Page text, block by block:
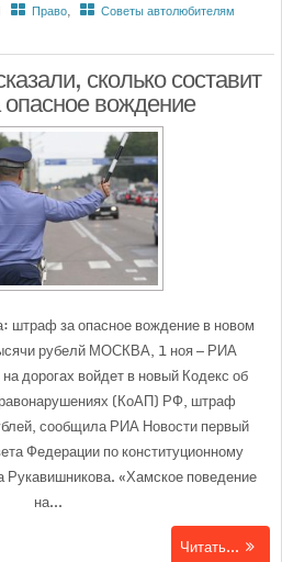
Право,
Советы автолюбителям
сколько составит
вождение
штраф за опасное вождение в новом
рубелй МОСКВА, 1 ноя — РИА
дорогах войдет в новый Кодекс об
(КоАП) РФ, штраф
сообщила РИА Новости первый
Федерации по конституционному
Рукавишникова. «Хамское поведение
на...
Читать...